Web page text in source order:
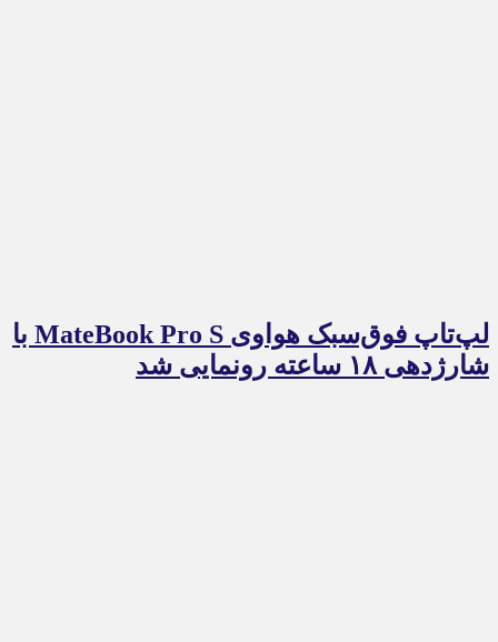
لپ‌تاپ فوق‌سبک هواوی MateBook Pro S با
شارژدهی ۱۸ ساعته رونمایی شد